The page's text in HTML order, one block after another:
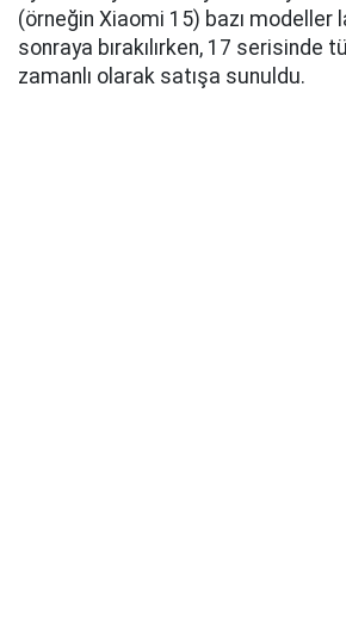
(örneğin Xiaomi 15) bazı modeller
sonraya bırakılırken, 17 serisinde
zamanlı olarak satışa sunuldu.